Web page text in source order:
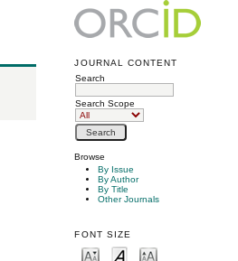
JOURNAL CONTENT
Search
Search Scope
Browse
By Issue
By Author
By Title
Other Journals
FONT SIZE